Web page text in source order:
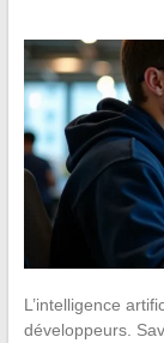
L’intelligence
développeurs.